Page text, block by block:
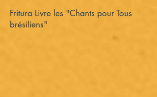
Fritura Livre les "Chants pour Tous
brésiliens"